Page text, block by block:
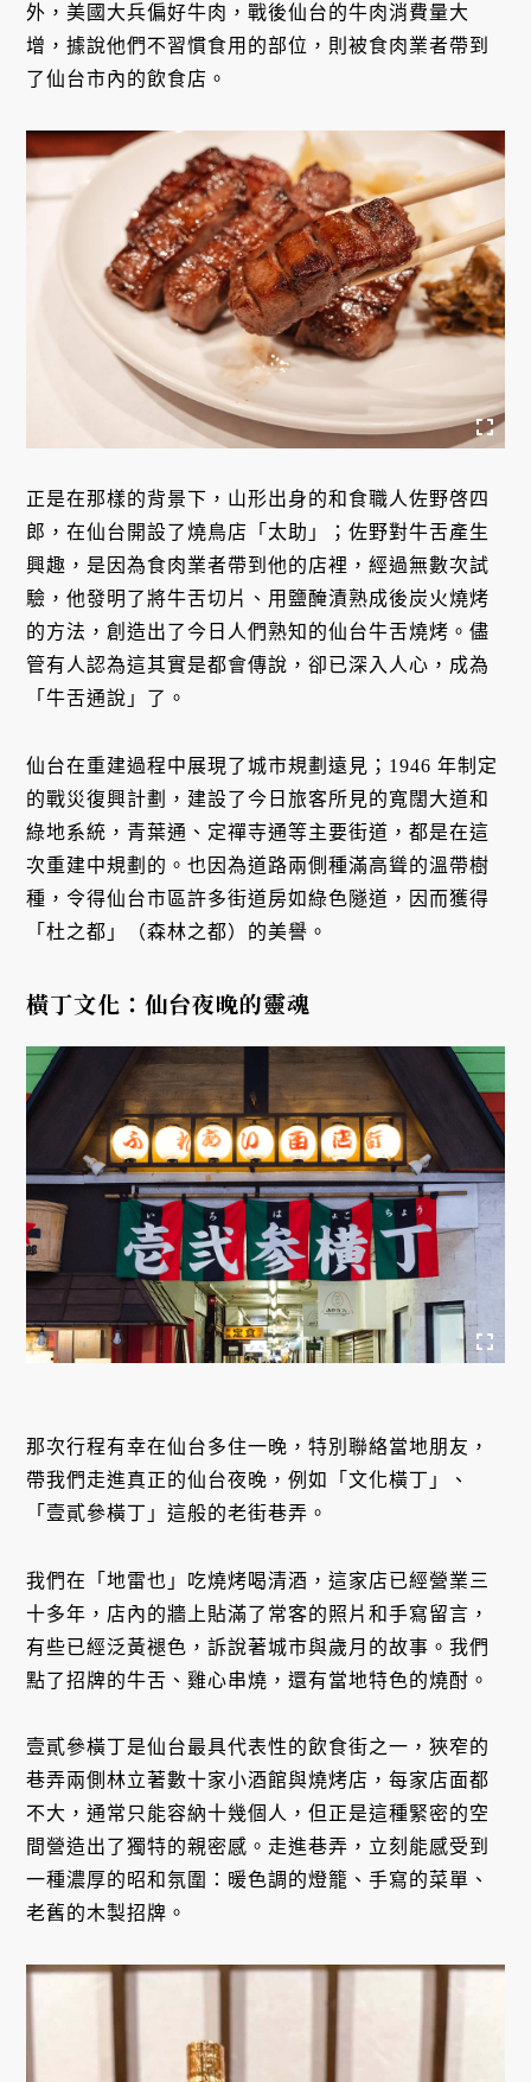
外，美國大兵偏好牛肉，戰後仙台的牛肉消費量大
增，據說他們不習慣食用的部位，則被食肉業者帶到
了仙台市內的飲食店。
正是在那樣的背景下，山形出身的和食職人佐野啓四
郎，在仙台開設了燒鳥店「太助」；佐野對牛舌產生
興趣，是因為食肉業者帶到他的店裡，經過無數次試
驗，他發明了將牛舌切片、用鹽醃漬熟成後炭火燒烤
的方法，創造出了今日人們熟知的仙台牛舌燒烤。儘
管有人認為這其實是都會傳說，卻已深入人心，成為
「牛舌通說」了。
仙台在重建過程中展現了城市規劃遠見；1946 年制定
的戰災復興計劃，建設了今日旅客所見的寬闊大道和
綠地系統，青葉通、定禪寺通等主要街道，都是在這
次重建中規劃的。也因為道路兩側種滿高聳的溫帶樹
種，令得仙台市區許多街道房如綠色隧道，因而獲得
「杜之都」（森林之都）的美譽。
橫丁文化：仙台夜晚的靈魂
那次行程有幸在仙台多住一晚，特別聯絡當地朋友，
帶我們走進真正的仙台夜晚，例如「文化橫丁」、
「壹貳參橫丁」這般的老街巷弄。
我們在「地雷也」吃燒烤喝清酒，這家店已經營業三
十多年，店內的牆上貼滿了常客的照片和手寫留言，
有些已經泛黃褪色，訴說著城市與歲月的故事。我們
點了招牌的牛舌、雞心串燒，還有當地特色的燒酎。
壹貳參橫丁是仙台最具代表性的飲食街之一，狹窄的
巷弄兩側林立著數十家小酒館與燒烤店，每家店面都
不大，通常只能容納十幾個人，但正是這種緊密的空
間營造出了獨特的親密感。走進巷弄，立刻能感受到
一種濃厚的昭和氛圍：暖色調的燈籠、手寫的菜單、
老舊的木製招牌。